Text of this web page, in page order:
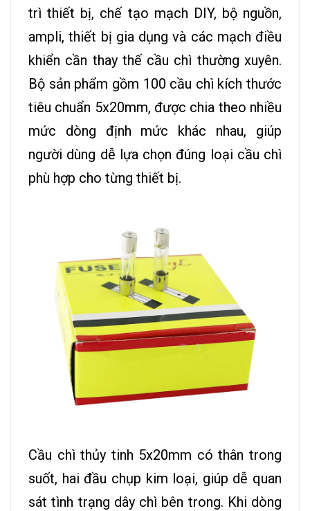
trì thiết bị, chế tạo mạch DIY, bộ nguồn,
ampli, thiết bị gia dụng và các mạch điều
khiển cần thay thế cầu chì thường xuyên.
Bộ sản phẩm gồm 100 cầu chì kích thước
tiêu chuẩn 5x20mm, được chia theo nhiều
mức dòng định mức khác nhau, giúp
người dùng dễ lựa chọn đúng loại cầu chì
phù hợp cho từng thiết bị.
Cầu chì thủy tinh 5x20mm có thân trong
suốt, hai đầu chụp kim loại, giúp dễ quan
sát tình trạng dây chì bên trong. Khi dòng